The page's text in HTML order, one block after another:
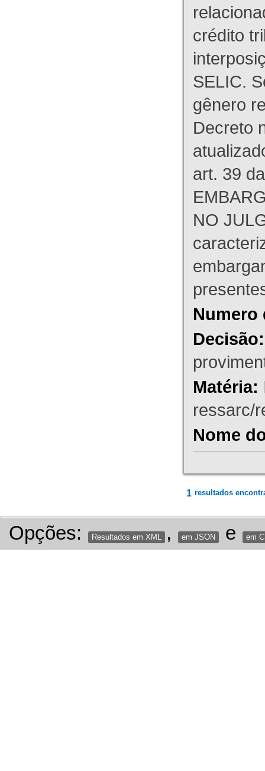
crédito
SELIC.
gênero
Decreto
art. 39
NO
Numero
Decisão:
Matéria:
ressarc/
Nome
1 resultados
Opções: Resultados em XML , em JSON e em